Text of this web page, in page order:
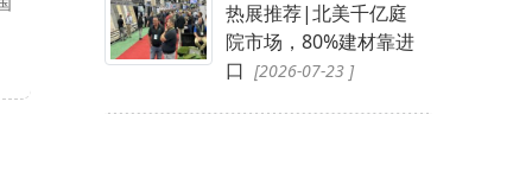
热展推荐|北美千亿庭
院市场，80%建材靠进
口 [2026-07-23 ]